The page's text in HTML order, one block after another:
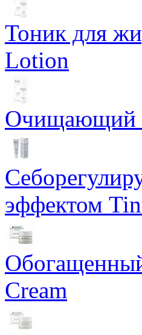
Тоник для
Lotion
Очищающий
эффектом
Cream